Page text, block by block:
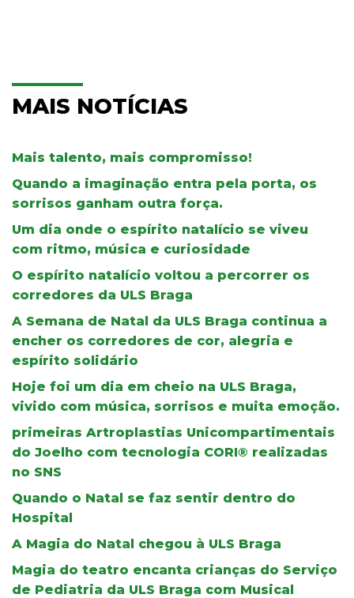
MAIS NOTÍCIAS
Mais talento, mais compromisso!
Quando a imaginação entra pela porta, os
sorrisos ganham outra força.
Um dia onde o espírito natalício se viveu
com ritmo, música e curiosidade
O espírito natalício voltou a percorrer os
corredores da ULS Braga
A Semana de Natal da ULS Braga continua a
encher os corredores de cor, alegria e
espírito solidário
Hoje foi um dia em cheio na ULS Braga,
vivido com música, sorrisos e muita emoção.
primeiras Artroplastias Unicompartimentais
do Joelho com tecnologia CORI® realizadas
no SNS
Quando o Natal se faz sentir dentro do
Hospital
A Magia do Natal chegou à ULS Braga
Magia do teatro encanta crianças do Serviço
de Pediatria da ULS Braga com Musical